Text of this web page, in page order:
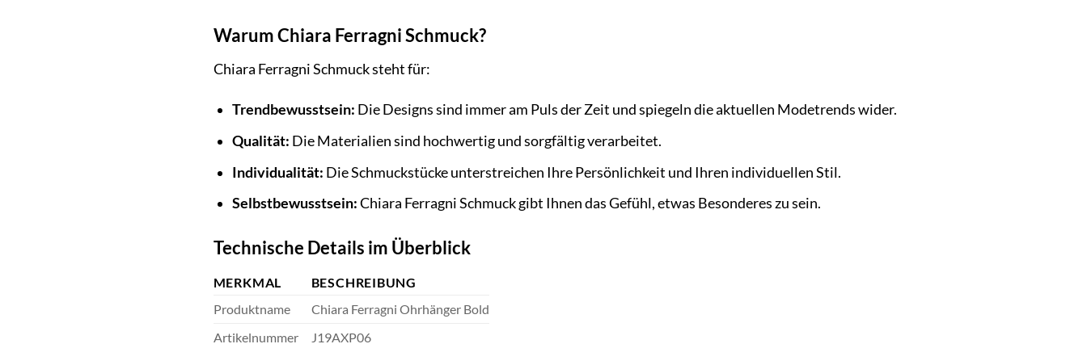
Warum Chiara Ferragni Schmuck?
Chiara Ferragni Schmuck steht für:
Trendbewusstsein: Die Designs sind immer am Puls der Zeit und spiegeln die aktuellen Modetrends wider.
Qualität: Die Materialien sind hochwertig und sorgfältig verarbeitet.
Individualität: Die Schmuckstücke unterstreichen Ihre Persönlichkeit und Ihren individuellen Stil.
Selbstbewusstsein:Chiara Ferragni Schmuck gibt Ihnen das Gefühl, etwas Besonderes zu sein.
Technische Details im Überblick
MERKMAL
BESCHREIBUNG
Produktname
Chiara Ferragni Ohrhänger Bold
Artikelnummer
J19AXP06